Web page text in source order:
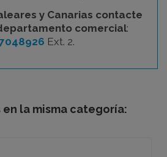
y Canarias contacte
comercial:
Ext. 2.
la misma categoría: